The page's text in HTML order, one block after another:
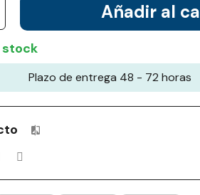
Añadir al
stock
Plazo de entrega 48 - 72 horas
Productos incluidos en tu lista